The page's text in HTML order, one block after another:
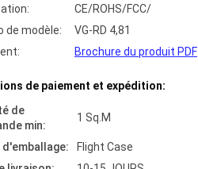
CE/ROHS/FCC/
de modèle:
VG-RD 4,81
Brochure du produit PDF
de paiement et expédition:
de
min:
1 Sq.M
d'emballage:
Flight Case